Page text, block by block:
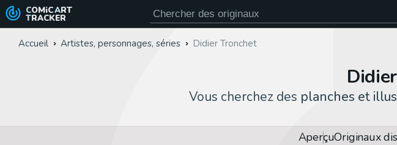
COMiC ART
TRACKER
Accueil Artistes, personnages, séries Didier Tronchet
Vous cherchez des planches et
AperçuOriginaux